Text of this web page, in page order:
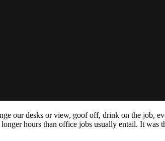
our desks or view, goof off, drink on the job,
hours than office jobs usually entail. It